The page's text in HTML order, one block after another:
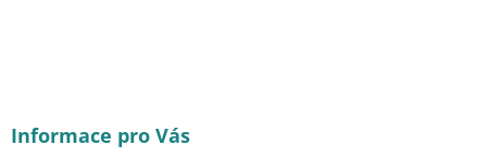
Informace pro Vás